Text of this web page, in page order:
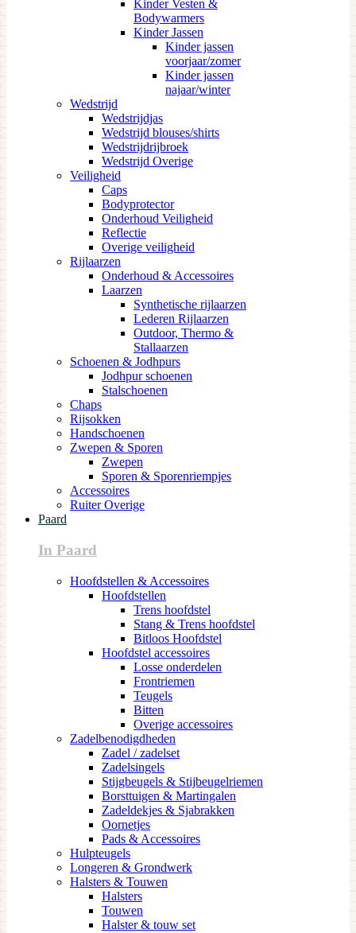
Kinder Vesten &
Bodywarmers
Kinder Jassen
Kinder jassen
voorjaar/zomer
Kinder jassen
najaar/winter
Wedstrijd
Wedstrijdjas
Wedstrijd blouses/shirts
Wedstrijdrijbroek
Wedstrijd Overige
Veiligheid
Caps
Bodyprotector
Onderhoud Veiligheid
Reflectie
Overige veiligheid
Rijlaarzen
Onderhoud & Accessoires
Laarzen
Synthetische rijlaarzen
Lederen Rijlaarzen
Outdoor, Thermo &
Stallaarzen
Schoenen & Jodhpurs
Jodhpur schoenen
Stalschoenen
Chaps
Rijsokken
Handschoenen
Zwepen & Sporen
Zwepen
Sporen & Sporenriempjes
Accessoires
Ruiter Overige
Paard
In Paard
Hoofdstellen & Accessoires
Hoofdstellen
Trens hoofdstel
Stang & Trens hoofdstel
Bitloos Hoofdstel
Hoofdstel accessoires
Losse onderdelen
Frontriemen
Teugels
Bitten
Overige accessoires
Zadelbenodigdheden
Zadel / zadelset
Zadelsingels
Stijgbeugels & Stijbeugelriemen
Borsttuigen & Martingalen
Zadeldekjes & Sjabrakken
Oornetjes
Pads & Accessoires
Hulpteugels
Longeren & Grondwerk
Halsters & Touwen
Halsters
Touwen
Halster & touw set